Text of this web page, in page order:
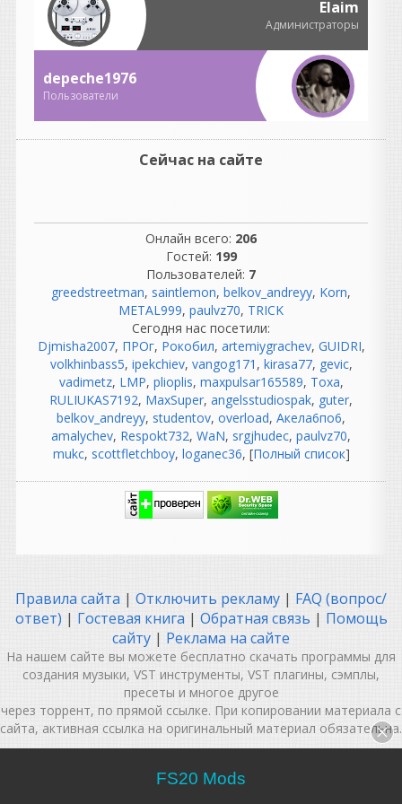
Когда уже стоит 10 про с
даными. ТУт больше
вопросов чем загадок..
LizardKing
Ох нифига Гутер раздухарил
написал 08.08.2026 в 21:52
у него стерео вэйв тэйбл и
многие параметры можно в
стерео раскинуть, своя
loganec36
написал 08.08.2026 в20:45
У меня ваще Куб вылетает,
даже не открывается
guter
написал 08.08.2026 в20:07
да именно последнее
возможность активировать
это виртуалка WINDOWS
2005 года я так же
активировала ибо уже
начиная от 7 винды кейген
ключи не работают!
так что решение за вами!
написал 08.08.2026 в19:58
Elaim
Администраторы
depeche1976
Пользователи
Сейчас на сайте
Онлайн всего: 206
Гостей: 199
Пользователей: 7
greedstreetman, saintlemon, belkov_andreyy, Korn,
METAL999, paulvz70, TRICK
Сегодня нас посетили:
Djmisha2007, ПРОг, Рокобил, artemiygrachev, GUIDRI,
volkhinbass5, ipekchiev, vangog171 , kirasa77, gevic,
vadimetz, LMP, plioplis, maxpulsar165589, Тоха,
RULIUKAS7192, MaxSuper, angelsstudiospak, guter,
belkov_andreyy, studentov, overload, Акела6по6,
amalychev, Respokt732, WaN, srgjhudec, paulvz70,
mukc, scottfletchboy, loganec36, [Полный список]
Правила сайта | Отключить рекламу | FAQ (вопрос/
ответ) | Гостевая книга | Обратная связь | Помощь
сайту | Реклама на сайте
На нашем сайте вы можете бесплатно скачать программы для
создания музыки, VST инструменты, VST плагины, сэмплы,
пресеты и многое другое
через торрент, по прямой ссылке. При копировании материала с
сайта, активная ссылка на оригинальный материал обязательна.
Musicmakers Media Group®
FS20 Mods